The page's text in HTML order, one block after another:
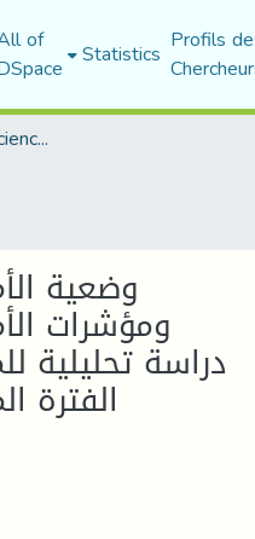
of Statistics Profils
Faculty of Economic Sciences, Commerce and Management Sciences
وضعية
ومؤشرات
دراسة تحليلية
الفترة